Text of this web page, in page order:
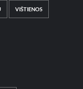
VIŠTIENOS